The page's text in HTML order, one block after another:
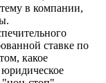
в компании,
ставке по
какое
юридическое